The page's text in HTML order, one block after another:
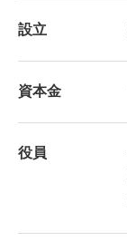
設立
資本金
役員